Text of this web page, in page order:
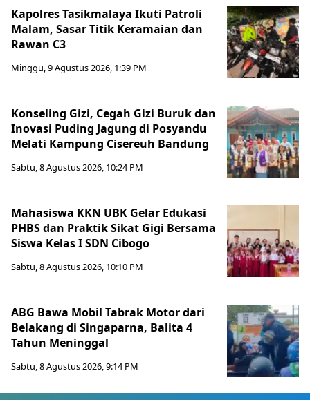
Kapolres Tasikmalaya Ikuti Patroli
Malam, Sasar Titik Keramaian dan
Rawan C3
Minggu, 9 Agustus 2026, 1:39 PM
Konseling Gizi, Cegah Gizi Buruk dan
Inovasi Puding Jagung di Posyandu
Melati Kampung Cisereuh Bandung
Sabtu, 8 Agustus 2026, 10:24 PM
Mahasiswa KKN UBK Gelar Edukasi
PHBS dan Praktik Sikat Gigi Bersama
Siswa Kelas I SDN Cibogo
Sabtu, 8 Agustus 2026, 10:10 PM
ABG Bawa Mobil Tabrak Motor dari
Belakang di Singaparna, Balita 4
Tahun Meninggal
Sabtu, 8 Agustus 2026, 9:14 PM